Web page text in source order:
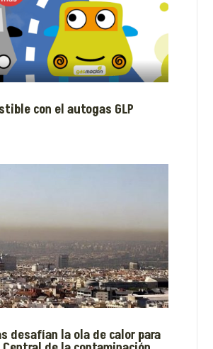
con el autogas GLP
desafían la ola de calor para